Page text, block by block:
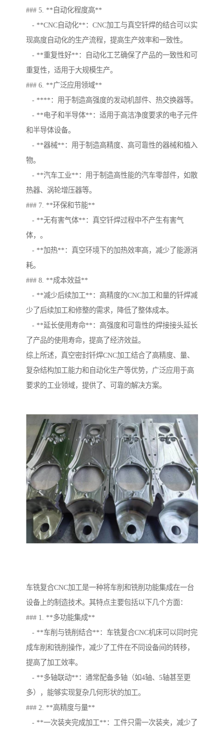
### 5. **自动化程度高**
- **CNC自动化**：CNC加工与真空钎焊的结合可以实
现高度自动化的生产流程，提高生产效率和一致性。
- **重复性好**：自动化工艺确保了产品的一致性和可
重复性，适用于大规模生产。
### 6. **广泛应用领域**
- ****：用于制造高强度的发动机部件、热交换器等。
- **电子和半导体**：适用于高洁净度要求的电子元件
和半导体设备。
- **器械**：用于制造高精度、高可靠性的器械和植入
物。
- **汽车工业**：用于制造高性能的汽车零部件，如散
热器、涡轮增压器等。
### 7. **环保和节能**
- **无有害气体**：真空钎焊过程中不产生有害气
体，。
- **加热**：真空环境下的加热效率高，减少了能源消
耗。
### 8. **成本效益**
- **减少后续加工**：高精度的CNC加工和量的钎焊减
少了后续加工和修整的需求，降低了整体成本。
- **延长使用寿命**：高强度和可靠性的焊接接头延长
了产品的使用寿命，提高了经济效益。
综上所述，真空密封钎焊CNC加工结合了高精度、量、
复杂结构加工能力和自动化生产等优势，广泛应用于高
要求的工业领域，提供了、可靠的解决方案。
车铣复合CNC加工是一种将车削和铣削功能集成在一台
设备上的制造技术。其特点主要包括以下几个方面：
### 1. **多功能集成**
- **车削与铣削结合**：车铣复合CNC机床可以同时完
成车削和铣削操作，减少了工件在不同设备间的转移，
提高了加工效率。
- **多轴联动**：通常配备多轴（如4轴、5轴甚至更
多），能够实现复杂几何形状的加工。
### 2. **高精度与量**
- **一次装夹完成加工**：工件只需一次装夹，减少了